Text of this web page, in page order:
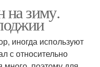
на зиму.
иногда используют
с относительно